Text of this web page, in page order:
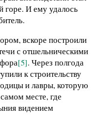
горе. И ему удалось
вскоре построили
с отшельническими
[5]. Через полгода
к строительству
и лавры, которую
месте, где
видением